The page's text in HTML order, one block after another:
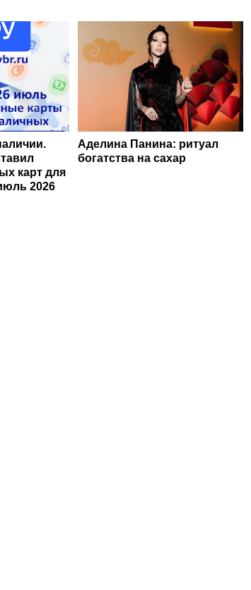
карт для
2026
Аделина Панина: ритуал
богатства на сахар